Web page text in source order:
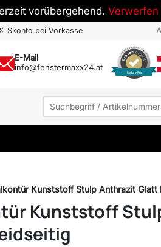
vorübergehend. Verwerfen
Skonto bei Vorkasse
E-Mail
info@fenstermaxx24.at
Mehr Infos
Suchen
Kunststoff Stulp Anthrazit Glatt
Kunststoff